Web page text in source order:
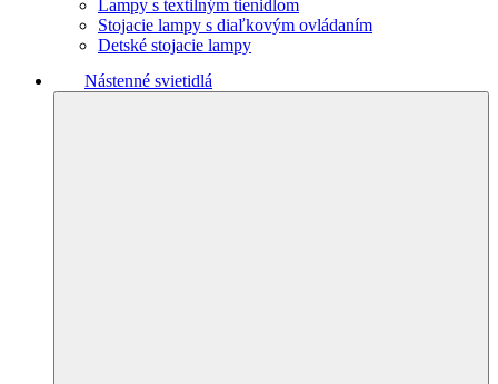
Lampy s textilným tienidlom
Stojacie lampy s diaľkovým ovládaním
Detské stojacie lampy
Nástenné svietidlá